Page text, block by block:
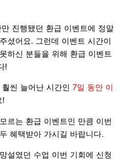
진행됐던 환급 이벤트에 정말
셨어요. 그런데 이벤트 시간이
하신 분들을 위해 환급 이벤트
!
씬 늘어난 시간인 7일 동안 이
!
르는 환급 이벤트인 만큼 이번
혜택받아 가시길 바랍니다.
설였던 수업 이번 기회에 신청